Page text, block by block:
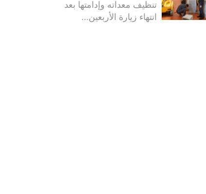
تنظيف معداته وإدامتها بعد
انتهاء زيارة الأربعين...